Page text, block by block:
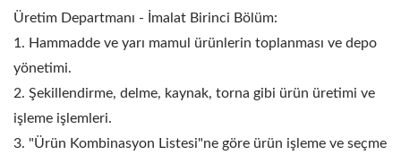
Üretim Departmanı - İmalat Birinci Bölüm:
1. Hammadde ve yarı mamul ürünlerin toplanması ve depo
yönetimi.
2. Şekillendirme, delme, kaynak, torna gibi ürün üretimi ve
işleme işlemleri.
3. "Ürün Kombinasyon Listesi"ne göre ürün işleme ve seçme